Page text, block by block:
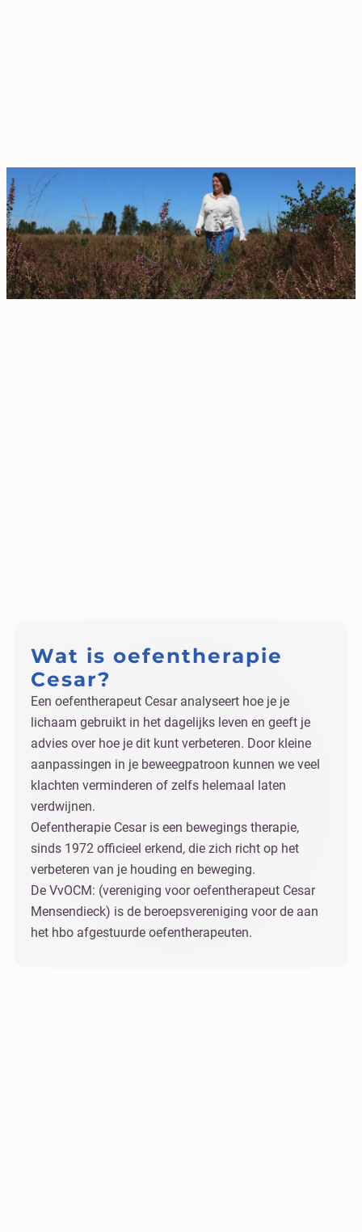
Wat is oefentherapie
Cesar?
Een oefentherapeut Cesar analyseert hoe je je
lichaam gebruikt in het dagelijks leven en geeft je
advies over hoe je dit kunt verbeteren. Door kleine
aanpassingen in je beweegpatroon kunnen we veel
klachten verminderen of zelfs helemaal laten
verdwijnen.
Oefentherapie Cesar is een bewegings therapie,
sinds 1972 officieel erkend, die zich richt op het
verbeteren van je houding en beweging.
De VvOCM: (vereniging voor oefentherapeut Cesar
Mensendieck) is de beroepsvereniging voor de aan
het hbo afgestuurde oefentherapeuten.